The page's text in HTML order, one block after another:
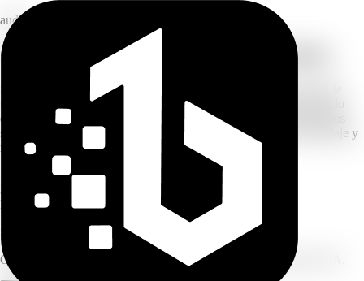
audio
Convierte subtítulos VTT a voz en línea
Sube un archivo de subtítulos VTT, revisa cada línea con marca de
tiempo, elige una voz de IA, y genera audio limpio. Activa el modo
estricto para alinear la voz más de cerca con la temporización de tus
subtítulos. Ideal para leyendas cronometradas, borradores de doblaje y
narración de accesibilidad.
VTT
formato de entrada principal
30
MP3
salida de audio
Convierte archivos de subtítulos VTT en audio de locución con IA.